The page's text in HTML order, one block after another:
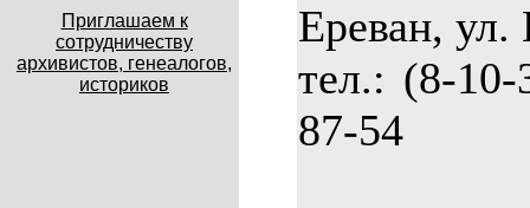
Приглашаем к
сотрудничеству
архивистов, генеалогов,
историков
Ереван, ул.
тел.: (8-
87-54